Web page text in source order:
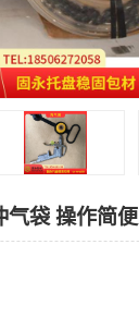
气袋 操作简便